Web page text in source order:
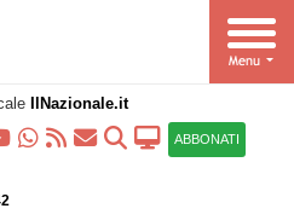
IlNazionale.it
ABBONATI